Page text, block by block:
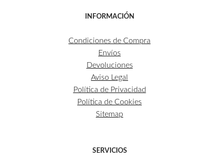
INFORMACIÓN
Condiciones de Compra
Envíos
Devoluciones
Aviso Legal
Política de Privacidad
Política de Cookies
Sitemap
SERVICIOS